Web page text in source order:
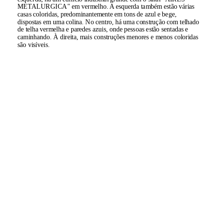
METALURGICA" em vermelho. A esquerda também estão várias
casas coloridas, predominantemente em tons de azul e bege,
dispostas em uma colina. No centro, há uma construção com telhado
de telha vermelha e paredes azuis, onde pessoas estão sentadas e
caminhando. À direita, mais construções menores e menos coloridas
são visíveis.